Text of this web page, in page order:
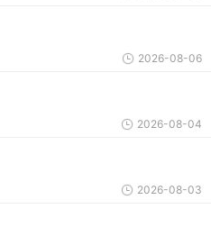
2026-08-06
2026-08-04
2026-08-03